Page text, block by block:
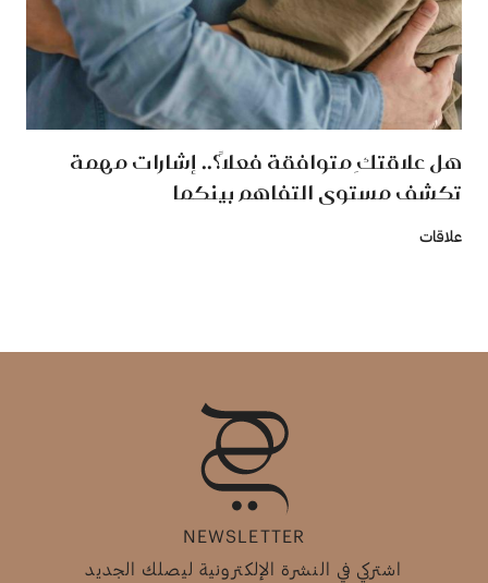
هل علاقتكِ متوافقة فعلًا؟.. إشارات مهمة
تكشف مستوى التفاهم بينكما
علاقات
NEWSLETTER
اشتركي في النشرة الإلكترونية ليصلك الجديد